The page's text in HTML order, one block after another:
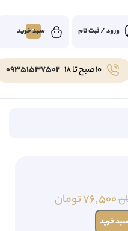
ورود / ثبت نام 0
10 صبح تا 18 09351537502
۷۶,۵۰۰تومان
خرید